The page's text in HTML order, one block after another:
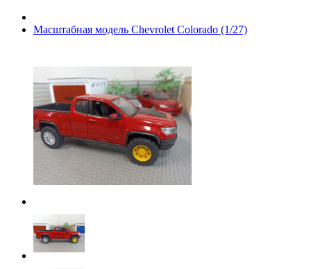
Масштабная модель Chevrolet Colorado (1/27)